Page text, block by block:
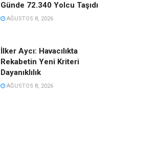
Günde 72.340 Yolcu Taşıdı
AĞUSTOS 8, 2026
İlker Aycı: Havacılıkta
Rekabetin Yeni Kriteri
Dayanıklılık
AĞUSTOS 8, 2026